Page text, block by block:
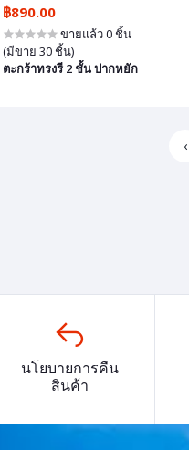
฿890.00
ขายแล้ว 0 ชิ้น
(มีขาย 30 ชิ้น)
ตะกร้าทรงรี 2 ชั้น ปากหยัก
‹
นโยบายการคืน
สินค้า